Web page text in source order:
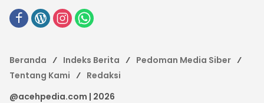
Beranda Indeks Berita
Pedoman Media Siber
Tentang Kami
Redaksi
@acehpedia.com | 2026